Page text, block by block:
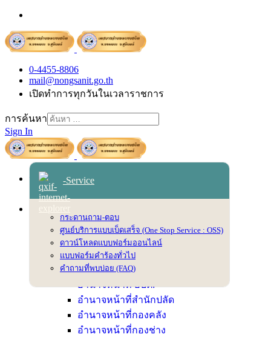
0-4455-8806
mail@nongsanit.go.th
เปิดทำการทุกวันในเวลาราชการ
การค้นหา
Sign In
หน้าหลัก
เข้าสู่ระบบ
สภาพพื้นฐานทั่วไป
วิสัยทัศน์ พันธกิจ ยุทธศาสตร์
ตราสัญลักษณ์
อำนาจหน้าที่
อำนาจหน้าที่ อบต.
อำนาจหน้าที่สำนักปลัด
อำนาจหน้าที่กองคลัง
อำนาจหน้าที่กองช่าง
-Service
กระดานถาม-ตอบ
ศูนย์บริการแบบเบ็ดเสร็จ (One Stop Service : OSS)
ดาวน์โหลดแบบฟอร์มออนไลน์
แบบฟอร์มคำร้องทั่วไป
คำถามที่พบบ่อย (FAQ)